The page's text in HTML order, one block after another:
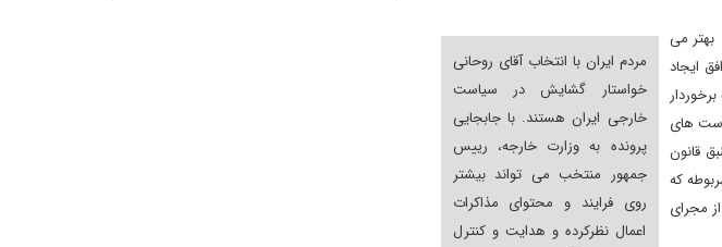
مردم ایران با انتخاب آقای روحانی
خواستار گشایش در سیاست
خارجی ایران هستند. با جابجایی
پرونده به وزارت خارجه، رییس
جمهور منتخب می تواند بیشتر
روی فرایند و محتوای مذاکرات
اعمال نظرکرده و هدایت و کنترل
بهتر می
ایجاد
های
قانون
که
مجرای